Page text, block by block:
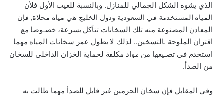
الذي يشوه الشكل الجمالي للمنازل. وبالنسبة للعيب الأول فلأن
المياه المستخدمة في السعودية ودول الخليج هي مياه محلاة, فإن
المعادن المصنوعة منه تلك السخانات تتآكل بسرعة، خصـوصا مع
اقتران الملوحة بالتسخين.. لذلك لا يطول عمر سخانات المياه مهما
استخدم في تصنيعها من مواد مكلفة لحماية الخزان الداخلي للسخان
من الصدأ.
وفي المقابل فإن سخان الحرمين غير قابل للصدأ مهما طالت به